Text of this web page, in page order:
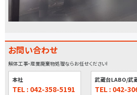
お問い合わせ
解体工事・産業廃棄物処理ならお任せください!
本社
TEL : 042-358-5191
武蔵台LABO/武
TEL : 042-